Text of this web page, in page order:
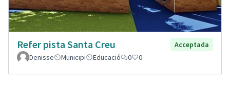
Refer pista Santa Creu
Acceptada
Denisse
Municipi Educació 0 0